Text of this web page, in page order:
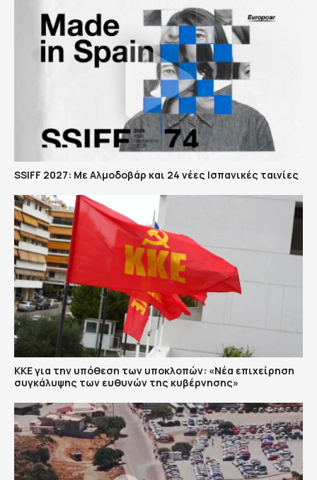
SSIFF 2027: Με Αλμοδοβάρ και 24 νέες Ισπανικές ταινίες
ΚΚΕ για την υπόθεση των υποκλοπών: «Νέα επιχείρηση
συγκάλυψης των ευθυνών της κυβέρνησης»